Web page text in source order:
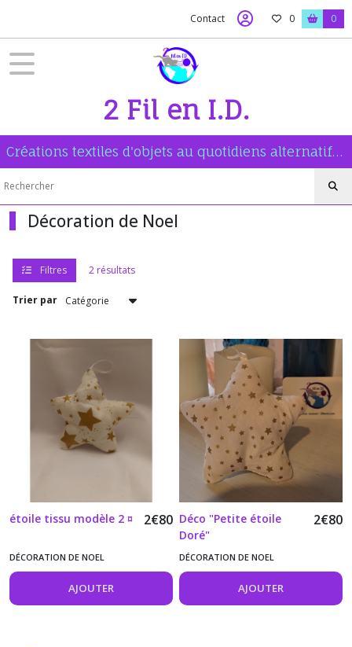
Contact 0 0
2 Fil en I.D.
Créations textiles d'objets au quotidiens alternatifs et lavables. Couture tricot broderie.
Décoration de Noel
Filtres 2 résultats
Trier par
étoile tissu modèle 2 ¤ 2€80
DÉCORATION DE NOEL
AJOUTER
Déco "Petite étoile
Doré"
2€80
DÉCORATION DE NOEL
AJOUTER
FILTRES
Décoration
de
Afficher
résultats